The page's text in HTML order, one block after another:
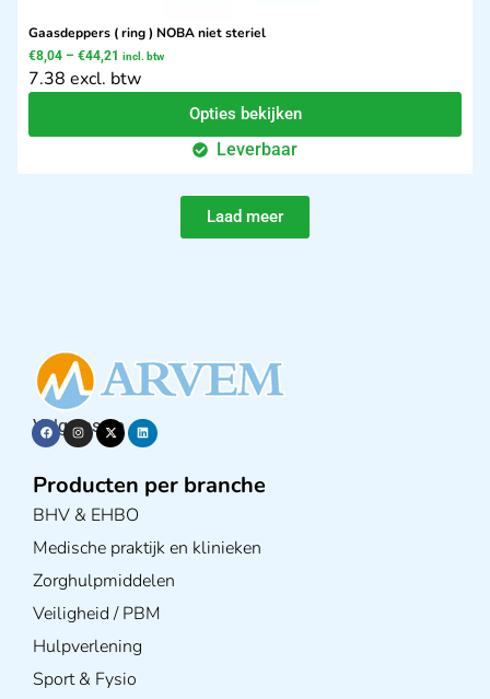
Gaasdeppers ( ring ) NOBA niet steriel
€8,04 – €44,21 incl. btw
7.38 excl. btw
Opties bekijken
Leverbaar
Laad meer
Volg ons op
Producten per branche
BHV & EHBO
Medische praktijk en klinieken
Zorghulpmiddelen
Veiligheid / PBM
Hulpverlening
Sport & Fysio